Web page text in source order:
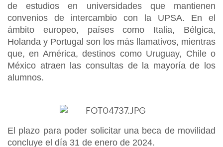
de estudios en universidades que mantienen
convenios de intercambio con la UPSA. En el
ámbito europeo, países como Italia, Bélgica,
Holanda y Portugal son los más llamativos, mientras
que, en América, destinos como Uruguay, Chile o
México atraen las consultas de la mayoría de los
alumnos.
El plazo para poder solicitar una beca de movilidad
concluye el día 31 de enero de 2024.